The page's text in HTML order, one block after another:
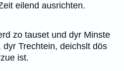
eilend ausrichten.
zo tauset und dyr Minste
Trechtein, deichslt dös
ist.